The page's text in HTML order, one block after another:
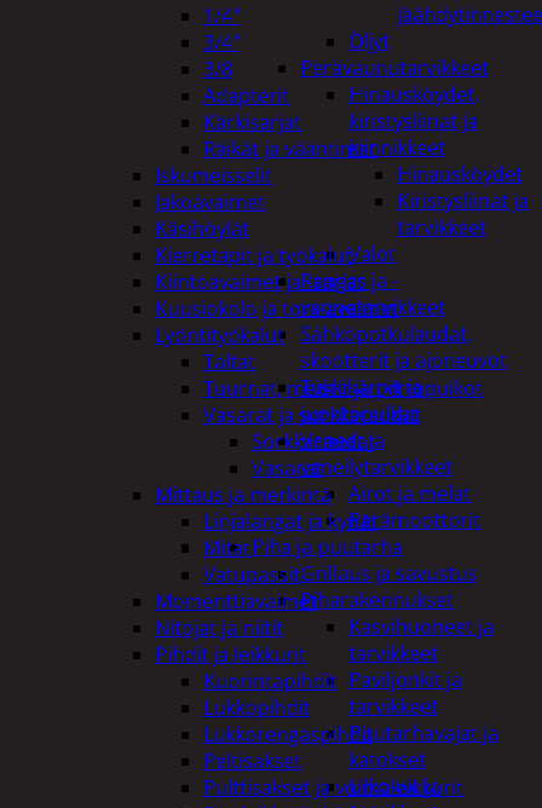
Öljyt
Perävaunutarvikkeet
Hinausköydet,
kiristysliinat ja
kiinnikkeet
Hinausköydet
Kiristysliinat ja
tarvikkeet
Valot
Rengas ja -
vannetarvikkeet
Sähköpotkulaudat,
skootterit ja ajoneuvot
Tukkikärryt ja
juontopulkat
Veneet ja
veneilytarvikkeet
Airot ja melat
Perämoottorit
Piha ja puutarha
Grillaus ja savustus
Piharakennukset
Kasvihuoneet ja
tarvikkeet
Paviljonkit ja
tarvikkeet
Puutarhavajat ja
katokset
Ulko-wc ja
1/4"
3/4"
3/8
Adapterit
Kärkisarjat
Räikät ja vääntimet
Iskumeisselit
Jakoavaimet
Käsihöylät
Kierretapit ja työkalut
Kiintoavaimet ja -sarjat
Kuusiokolo ja torx-avaimet
Lyöntityökalut
Taltat
Tuurnat, meistit ja piirtopuikot
Vasarat ja sorkkaraudat
Sorkkaraudat
Vasarat
Mittaus ja merkintä
Linjalangat ja kynät
Mitat
Vatupassit
Momenttiavaimet
Nitojat ja niitit
Pihdit ja leikkurit
Kuorintapihdit
Lukkopihdit
Lukkorengaspihdit
Peltisakset
Pulttisakset ja voimaleikkurit